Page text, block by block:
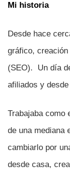
Mi historia
Desde hace
gráfico,
(SEO). Un día
afiliados y
Trabajaba como
de una mediana
cambiarlo por
desde casa,